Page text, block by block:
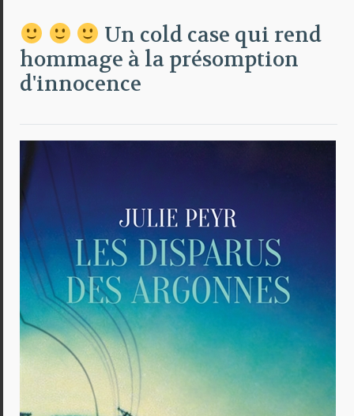
Un cold case qui rend
hommage à la présomption
d'innocence